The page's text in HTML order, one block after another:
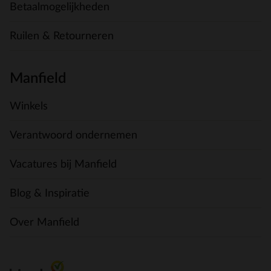
Betaalmogelijkheden
Ruilen & Retourneren
Manfield
Winkels
Verantwoord ondernemen
Vacatures bij Manfield
Blog & Inspiratie
Over Manfield